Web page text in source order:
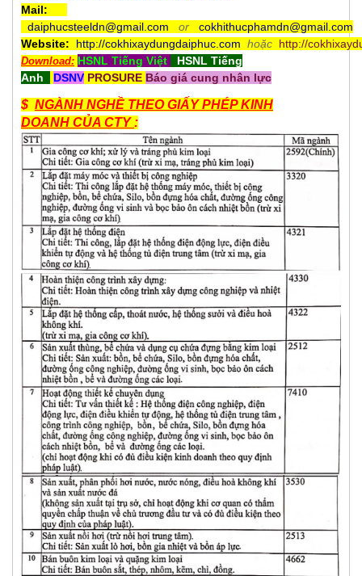
Mail:
daiphucsteeldn@gmail.com
or
cokhithucphamdn@gmail.com
Website:
http://cokhixaydungdaiphuc.com hoặc http://
Download: HSNL Tiếng Việt
HSNL Tiếng
Anh
DSNV PROSURE Báo giá cung nhân lực
$ NGÀNH NGHỀ THEO GIẤY PHÉP KINH
DOANH CỦA CTY :